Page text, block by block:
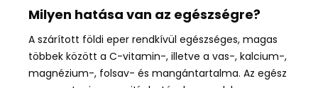
Milyen hatása van az egészségre?
A szárított földi eper rendkívül egészséges, magas
többek között a C-vitamin-, illetve a vas-, kalcium-,
magnézium-, folsav- és mangántartalma. Az egész